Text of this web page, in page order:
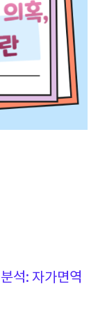
석: 자가면역